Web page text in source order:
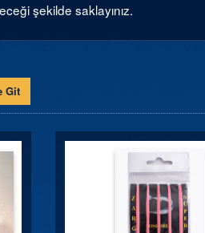
şekilde saklayınız.
Git